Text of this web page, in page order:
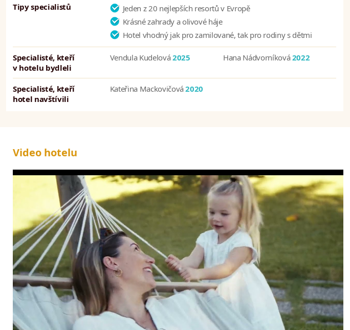
Tipy specialistů
Jeden z 20 nejlepších resortů v Evropě
Krásné zahrady a olivové háje
Hotel vhodný jak pro zamilované, tak pro rodiny s dětmi
Specialisté, kteří
v hotelu bydleli
Vendula Kudelová2025 Hana Nádvorníková2022
Specialisté, kteří
hotel navštívili
Kateřina Mackovičová2020
Video hotelu